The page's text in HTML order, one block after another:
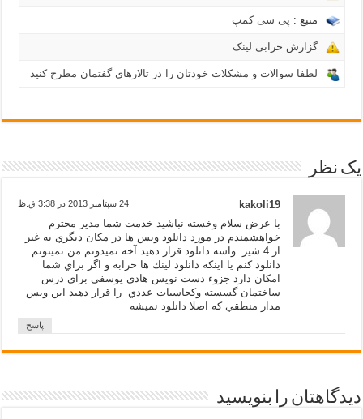
منبع : پی سی کمپ
گزارش خرابی لینک
لطفا سوالات و مشکلات خودتان را در تالارهاي گفتمان مطرح کنید
یک نظر
kakoli19 24 سپتامبر 2013 در 3:38 ق.ظ
با عرض سلام وخسته نباشيد خدمت شما مدير محترم
خواهشمندم در مورد دانلود ويس ها در مكان ديگري به غير
از 4 شير واسه دانلود قرار دهيد آخه نميدونم من نميتونم
دانلود كنم يا اينكه دانلود لينك ها خرابه و اگر براي شما
امكان دارد جزوء دست نويس هادي يوسفي براي درس
ساختمان گسسته وكحاسبات عددي را قرار دهيد اين ويس
مدار منطقي كه اصلا دانلود نميشه
پاسخ
دیدگاهتان را بنویسید